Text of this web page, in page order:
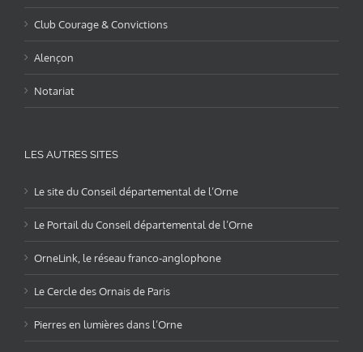
Club Courage & Convictions
Alençon
Notariat
LES AUTRES SITES
Le site du Conseil départemental de l’Orne
Le Portail du Conseil départemental de l’Orne
OrneLink, le réseau franco-anglophone
Le Cercle des Ornais de Paris
Pierres en lumières dans l’Orne